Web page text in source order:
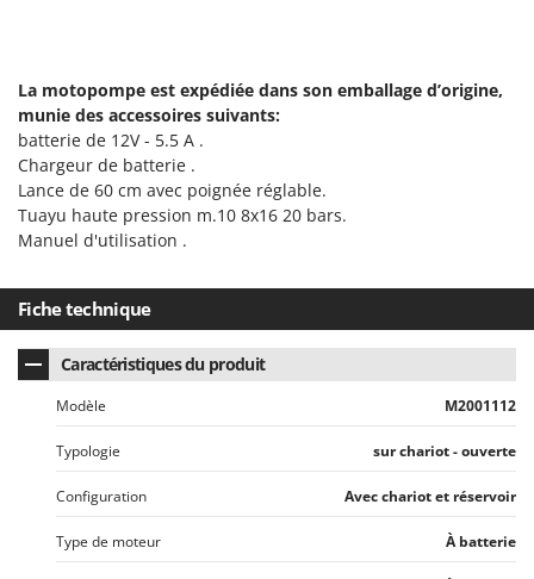
Nilfisk
Ninja
Novatec
Novital
NuAir
O
Officine Savioli
Oliviero
Olix
OMA
Omas
Ompagrill
Ooni
La motopompe est expédiée dans son emballage d’origine,
munie des accessoires suivants:
batterie de 12V - 5.5 A .
Chargeur de batterie .
Lance de 60 cm avec poignée réglable.
Tuayu haute pression m.10 8x16 20 bars.
Manuel d'utilisation .
Fiche technique
Caractéristiques du produit
Modèle M2001112
Typologie sur chariot - ouverte
Configuration Avec chariot et réservoir
Type de moteur À batterie